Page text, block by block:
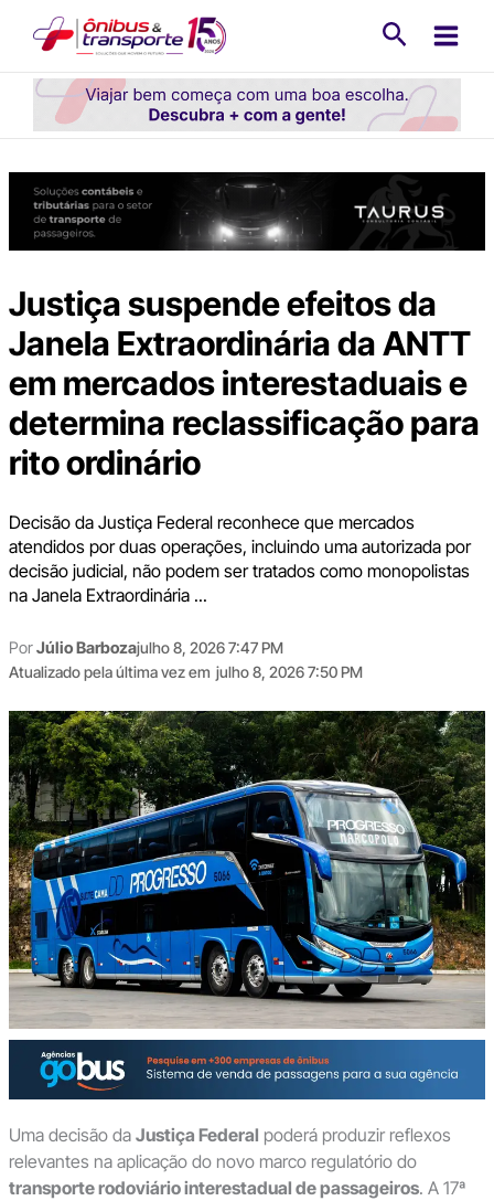
conteúdo
Justiça suspende efeitos da
Janela Extraordinária da ANTT
em mercados interestaduais e
determina reclassificação para
rito ordinário
Decisão da Justiça Federal reconhece que mercados
atendidos por duas operações, incluindo uma autorizada por
decisão judicial, não podem ser tratados como monopolistas
na Janela Extraordinária ...
PorJúlio Barbozajulho 8, 2026 7:47 PM
Atualizado pela última vez em julho 8, 2026 7:50 PM
Uma decisão da Justiça Federal poderá produzir reflexos
relevantes na aplicação do novo marco regulatório do
transporte rodoviário interestadual de passageiros. A 17ª